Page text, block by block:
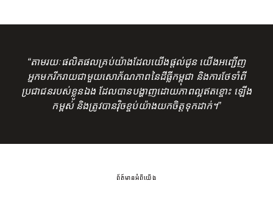
“តាមរយៈផលិតផលគ្រប់យ៉ាងដែលយើងផ្តល់ជូន យើងអញ្ជើញ
អ្នកមករីករាយជាមួយសោភ័ណភាពនៃដីធ្លីកម្ពុជា និងការថែទាំពី
ប្រជាជនរបស់ខ្លូនឯង ដែលបានបង្ហាញដោយភាពល្អឥតខ្ចោះ ឡើង
កម្ពស់ និងត្រូវបានវុិចខ្ចប់យ៉ាងយកចិត្តទុកដាក់។”
ព័ត៍មានអំពីយើង